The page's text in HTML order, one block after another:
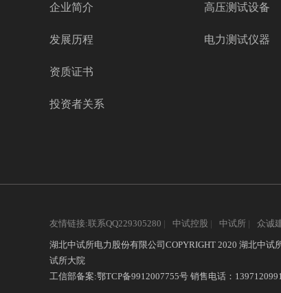
企业简介
发展历程
资质证书
投资者关系
高压测试设备
电力测试仪器
友情链接:联系QQ229305280 | 中试控股 | 中试所 | 众诚
湖北中试所电力股份有限公司COPYRIGHT 2020 湖北中试
试所大院
工信部备案:鄂TCP备9912007755号 销售电话：